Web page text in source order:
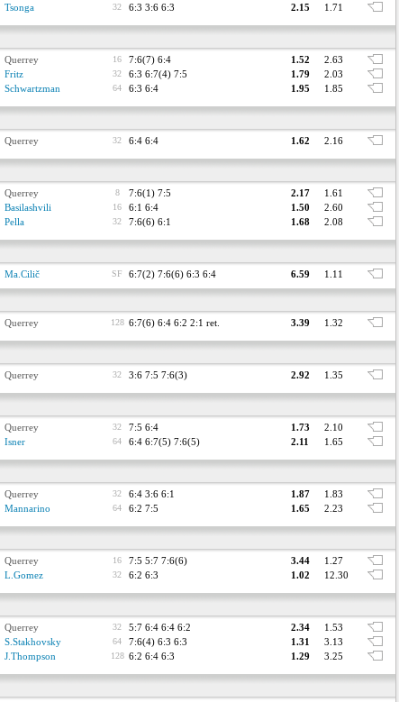
Tsonga 32 6:3 3:6 6:3 2.15 1.71
Querrey 16 7:6(7) 6:4 1.52 2.63
Fritz 32 6:3 6:7(4) 7:5 1.79 2.03
Schwartzman 64 6:3 6:4 1.95 1.85
Querrey 32 6:4 6:4 1.62 2.16
Querrey 8 7:6(1) 7:5 2.17 1.61
Basilashvili 16 6:1 6:4 1.50 2.60
Pella 32 7:6(6) 6:1 1.68 2.08
Ma.Cilič SF 6:7(2) 7:6(6) 6:3 6:4 6.59 1.11
Querrey 128 6:7(6) 6:4 6:2 2:1 ret. 3.39 1.32
Querrey 32 3:6 7:5 7:6(3) 2.92 1.35
Querrey 32 7:5 6:4 1.73 2.10
Isner 64 6:4 6:7(5) 7:6(5) 2.11 1.65
Querrey 32 6:4 3:6 6:1 1.87 1.83
Mannarino 64 6:2 7:5 1.65 2.23
Querrey 16 7:5 5:7 7:6(6) 3.44 1.27
L.Gomez 32 6:2 6:3 1.02 12.30
Querrey 32 5:7 6:4 6:4 6:2 2.34 1.53
S.Stakhovsky 64 7:6(4) 6:3 6:3 1.31 3.13
J.Thompson 128 6:2 6:4 6:3 1.29 3.25